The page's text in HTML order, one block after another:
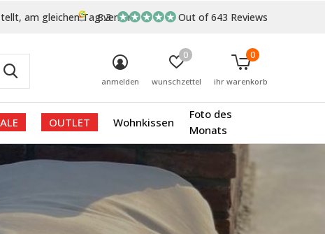
OUTLET Wohnkissen
Foto des
Monats
anmelden wunschzettel
0
ihr warenkorb
0
am gleichen Tag versand
8.3 Out of 643 Reviews